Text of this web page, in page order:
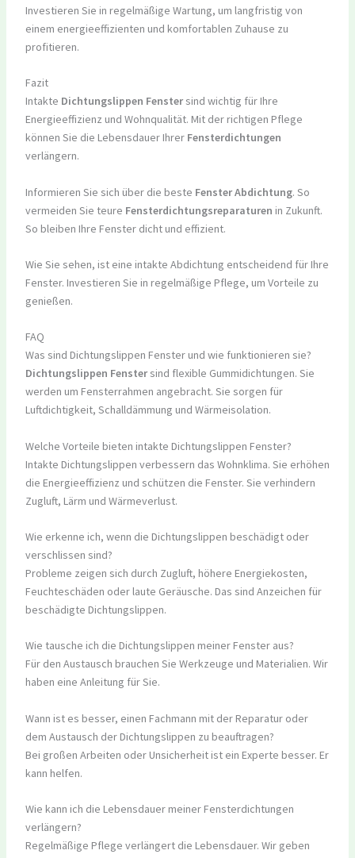
Investieren Sie in regelmäßige Wartung, um langfristig von
einem energieeffizienten und komfortablen Zuhause zu
profitieren.
Fazit
Intakte Dichtungslippen Fenstersind wichtig für Ihre
Energieeffizienz und Wohnqualität. Mit der richtigen Pflege
können Sie die Lebensdauer Ihrer Fensterdichtungen
verlängern.
Informieren Sie sich über die beste Fenster Abdichtung. So
vermeiden Sie teure Fensterdichtungsreparaturen in Zukunft.
So bleiben Ihre Fenster dicht und effizient.
Wie Sie sehen, ist eine intakte Abdichtung entscheidend für Ihre
Fenster. Investieren Sie in regelmäßige Pflege, um Vorteile zu
genießen.
FAQ
Was sind Dichtungslippen Fenster und wie funktionieren sie?
Dichtungslippen Fenstersind flexible Gummidichtungen. Sie
werden um Fensterrahmen angebracht. Sie sorgen für
Luftdichtigkeit, Schalldämmung und Wärmeisolation.
Welche Vorteile bieten intakte Dichtungslippen Fenster?
Intakte Dichtungslippen verbessern das Wohnklima. Sie erhöhen
die Energieeffizienz und schützen die Fenster. Sie verhindern
Zugluft, Lärm und Wärmeverlust.
Wie erkenne ich, wenn die Dichtungslippen beschädigt oder
verschlissen sind?
Probleme zeigen sich durch Zugluft, höhere Energiekosten,
Feuchteschäden oder laute Geräusche. Das sind Anzeichen für
beschädigte Dichtungslippen.
Wie tausche ich die Dichtungslippen meiner Fenster aus?
Für den Austausch brauchen Sie Werkzeuge und Materialien. Wir
haben eine Anleitung für Sie.
Wann ist es besser, einen Fachmann mit der Reparatur oder
dem Austausch der Dichtungslippen zu beauftragen?
Bei großen Arbeiten oder Unsicherheit ist ein Experte besser. Er
kann helfen.
Wie kann ich die Lebensdauer meiner Fensterdichtungen
verlängern?
Regelmäßige Pflege verlängert die Lebensdauer. Wir geben